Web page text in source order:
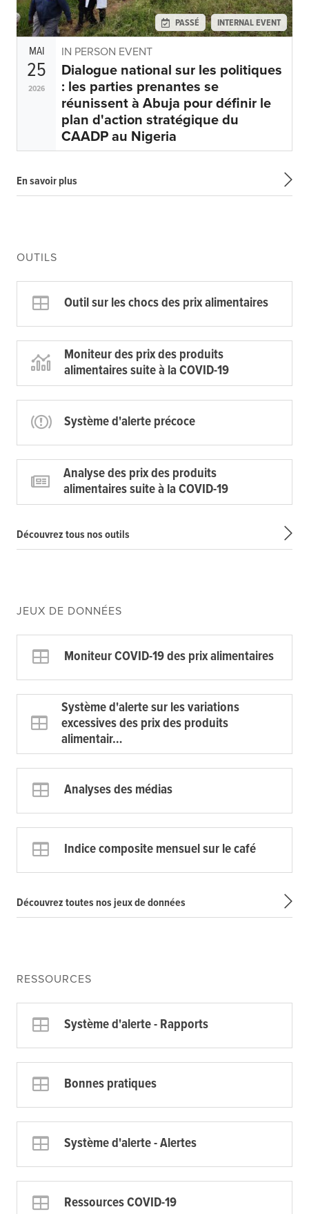
PASSÉ INTERNAL EVENT
MAI
25
2026
IN PERSON EVENT
Dialogue national sur les politiques
: les parties prenantes se
réunissent à Abuja pour définir le
plan d'action stratégique du
CAADP au Nigeria
En savoir plus
OUTILS
Outil sur les chocs des prix alimentaires
Moniteur des prix des produits
alimentaires suite à la COVID-19
Système d'alerte précoce
Analyse des prix des produits
alimentaires suite à la COVID-19
Découvrez tous nos outils
JEUX DE DONNÉES
Moniteur COVID-19 des prix alimentaires
Système d'alerte sur les variations
excessives des prix des produits
alimentair…
Analyses des médias
Indice composite mensuel sur le café
Découvrez toutes nos jeux de données
RESSOURCES
Système d'alerte - Rapports
Bonnes pratiques
Système d'alerte - Alertes
Ressources COVID-19